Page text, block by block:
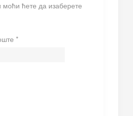
моћи ћете да изаберете
*